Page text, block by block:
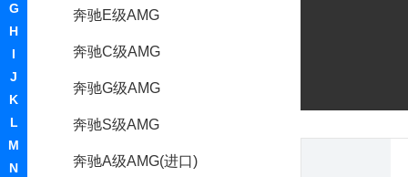
G
H
I
J
K
L
M
N
奔驰E级AMG
奔驰C级AMG
奔驰G级AMG
奔驰S级AMG
奔驰A级AMG(进口)